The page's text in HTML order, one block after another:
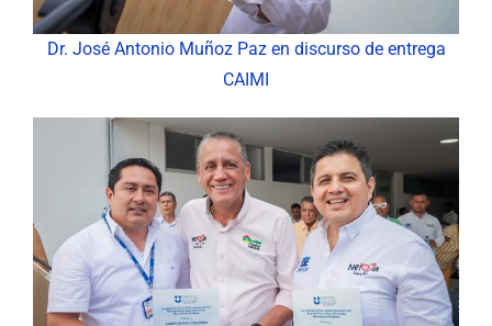
Dr. José Antonio Muñoz Paz en discurso de entrega
CAIMI